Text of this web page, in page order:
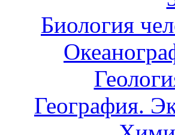
Биология
География.